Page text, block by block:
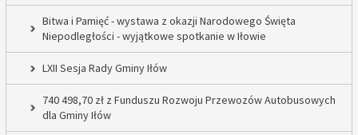
Bitwa i Pamięć - wystawa z okazji Narodowego Święta
Niepodległości - wyjątkowe spotkanie w Iłowie
LXII Sesja Rady Gminy Iłów
740 498,70 zł z Funduszu Rozwoju Przewozów Autobusowych
dla Gminy Iłów